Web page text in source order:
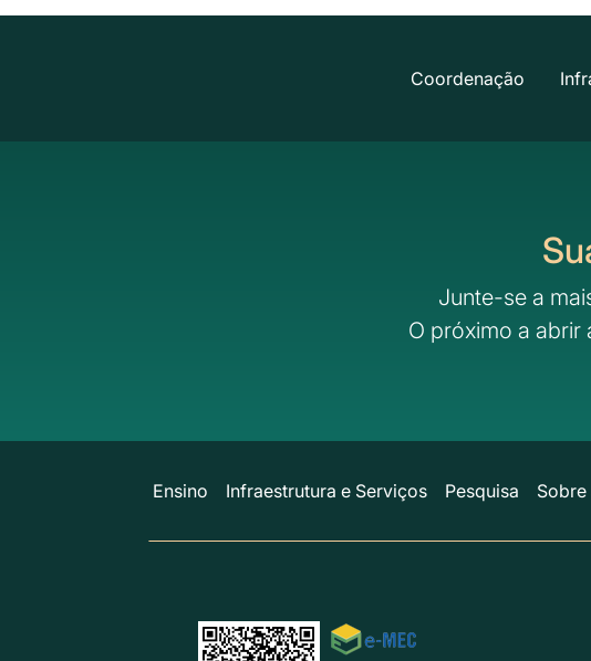
Coordenação
Junte-se a
O próximo a
Ensino Infraestrutura e Serviços Pesquisa Sobre